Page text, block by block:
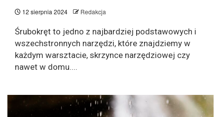
12 sierpnia 2024 Redakcja
Śrubokręt to jedno z najbardziej podstawowych i
wszechstronnych narzędzi, które znajdziemy w
każdym warsztacie, skrzynce narzędziowej czy
nawet w domu....